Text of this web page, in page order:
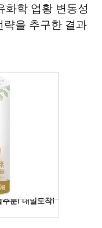
화학 업황 변동성
략을 추구한 결과